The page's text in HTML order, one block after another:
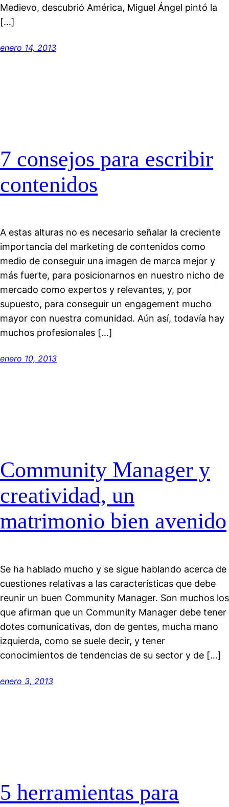
Medievo, descubrió América, Miguel Ángel pintó la
[…]
enero 14, 2013
7 consejos para escribir
contenidos
A estas alturas no es necesario señalar la creciente
importancia del marketing de contenidos como
medio de conseguir una imagen de marca mejor y
más fuerte, para posicionarnos en nuestro nicho de
mercado como expertos y relevantes, y, por
supuesto, para conseguir un engagement mucho
mayor con nuestra comunidad. Aún así, todavía hay
muchos profesionales […]
enero 10, 2013
Community Manager y
creatividad, un
matrimonio bien avenido
Se ha hablado mucho y se sigue hablando acerca de
cuestiones relativas a las características que debe
reunir un buen Community Manager. Son muchos los
que afirman que un Community Manager debe tener
dotes comunicativas, don de gentes, mucha mano
izquierda, como se suele decir, y tener
conocimientos de tendencias de su sector y de […]
enero 3, 2013
5 herramientas para